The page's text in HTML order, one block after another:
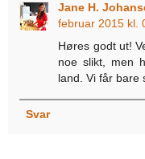
Jane H.
februar 2015 kl.
Høres godt ut!
noe slikt, men
land. Vi får bare
Svar